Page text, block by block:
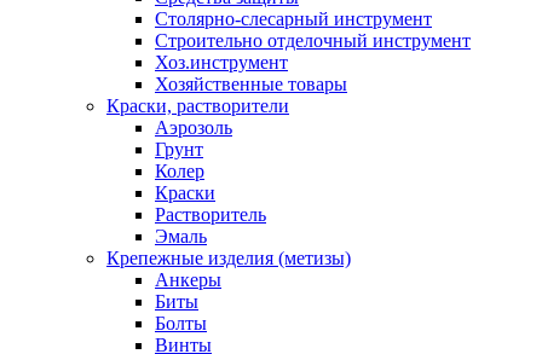
Столярно-слесарный инструмент
Строительно отделочный инструмент
Хоз.инструмент
Хозяйственные товары
Краски, растворители
Аэрозоль
Грунт
Колер
Краски
Растворитель
Эмаль
Крепежные изделия (метизы)
Анкеры
Биты
Болты
Винты